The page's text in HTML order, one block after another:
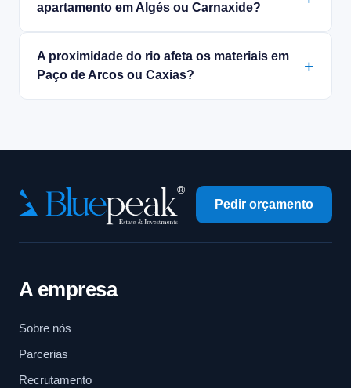
apartamento em Algés ou Carnaxide?
A proximidade do rio afeta os materiais em
Paço de Arcos ou Caxias?
Pedir orçamento
A empresa
Sobre nós
Parcerias
Recrutamento